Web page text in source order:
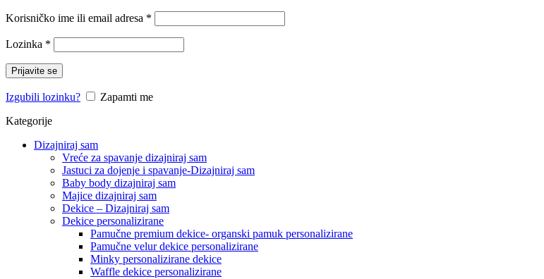
Korisničko ime ili email adresa *
Lozinka *
Prijavite se
Izgubili lozinku?
Zapamti me
Kategorije
Dizajniraj sam
Vreće za spavanje dizajniraj sam
Jastuci za dojenje i spavanje-Dizajniraj sam
Baby body dizajniraj sam
Majice dizajniraj sam
Dekice – Dizajniraj sam
Dekice personalizirane
Pamučne premium dekice- organski pamuk personalizirane
Pamučne velur dekice personalizirane
Minky personalizirane dekice
Waffle dekice personalizirane